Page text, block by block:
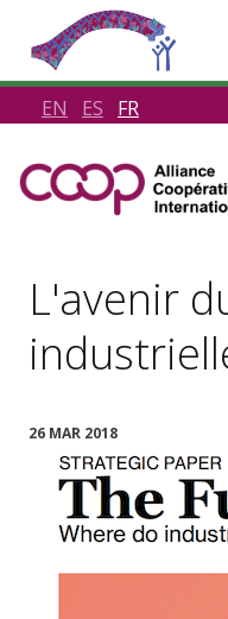
EN ES FR
L'avenir
26 MAR 2018